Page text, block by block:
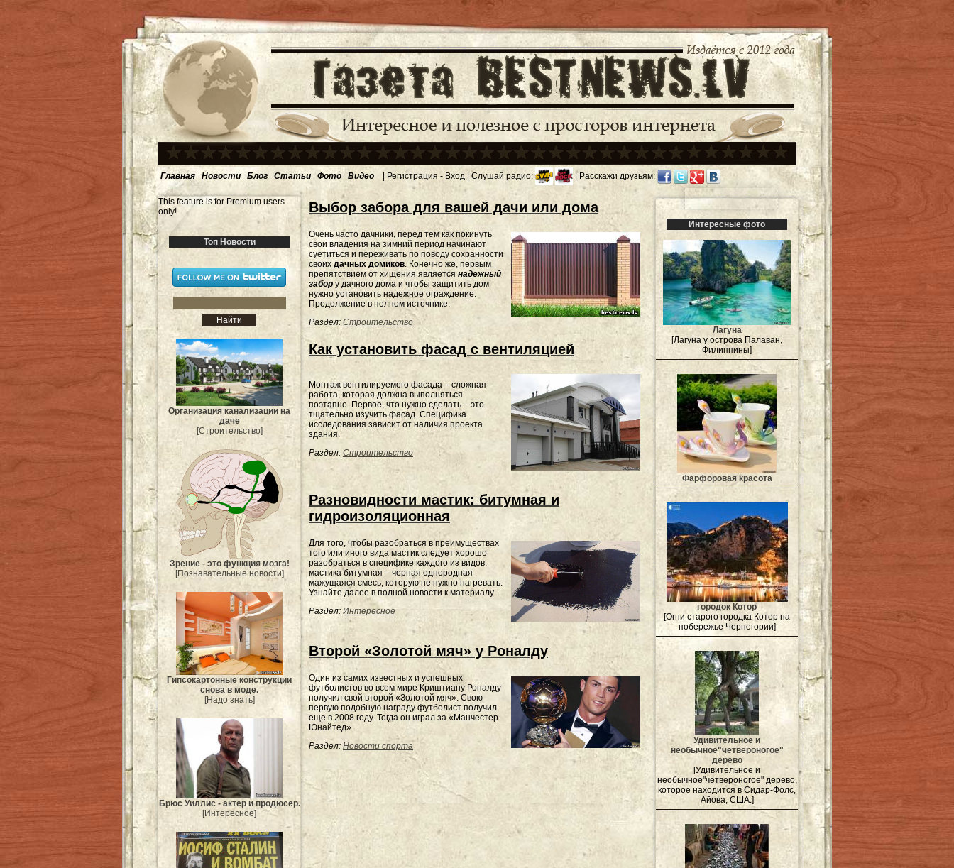
Главная Новости Блог Статьи Фото Видео | Регистрация - Вход | Слушай радио: | Расскажи друзьям:
This feature is for Premium users
only!
Топ Новости
Организация канализации на
даче
[Строительство]
Зрение - это функция мозга!
[Познавательные новости]
Гипсокартонные конструкции
снова в моде.
[Надо знать]
Брюс Уиллис - актер и продюсер.
[Интересное]
Выбор забора для вашей дачи или дома
Очень часто дачники, перед тем как покинуть
свои владения на зимний период начинают
суетиться и переживать по поводу сохранности
своих дачных домиков. Конечно же, первым
препятствием от хищения является надежный
забор у дачного дома и чтобы защитить дом
нужно установить надежное ограждение.
Продолжение в полном источнике.
Раздел: Строительство
Как установить фасад с вентиляцией
Монтаж вентилируемого фасада – сложная
работа, которая должна выполняться
поэтапно. Первое, что нужно сделать – это
тщательно изучить фасад. Специфика
исследования зависит от наличия проекта
здания.
Раздел: Строительство
Разновидности мастик: битумная и
гидроизоляционная
Для того, чтобы разобраться в преимуществах
того или иного вида мастик следует хорошо
разобраться в специфике каждого из видов.
мастика битумная – черная однородная
мажущаяся смесь, которую не нужно нагревать.
Узнайте далее в полной новости к материалу.
Раздел: Интересное
Второй «Золотой мяч» у Роналду
Один из самих известных и успешных
футболистов во всем мире Криштиану Роналду
получил свой второй «Золотой мяч». Свою
первую подобную награду футболист получил
еще в 2008 году. Тогда он играл за «Манчестер
Юнайтед».
Раздел: Новости спорта
Интересные фото
Лагуна
[Лагуна у острова Палаван,
Филиппины]
Фарфоровая красота
городок Котор
[Огни старого городка Котор на
побережье Черногории]
Удивительное и
необычное"четвероногое"
дерево
[Удивительное и
необычное"четвероногое" дерево,
которое находится в Сидар-Фолс,
Айова, США.]